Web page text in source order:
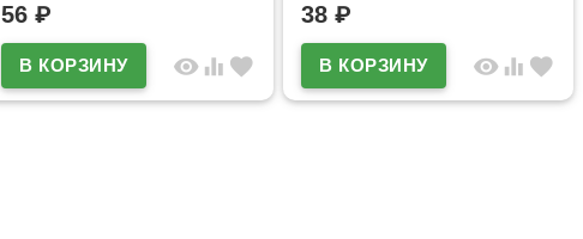
56 ₽
visibility equalizer favorite
38₽
visibility equalizer favorite